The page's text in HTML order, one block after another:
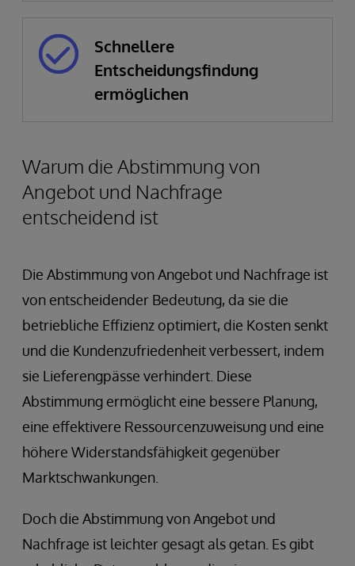
Schnellere
Entscheidungsfindung
ermöglichen
Warum die Abstimmung von
Angebot und Nachfrage
entscheidend ist
Die Abstimmung von Angebot und Nachfrage ist
von entscheidender Bedeutung, da sie die
betriebliche Effizienz optimiert, die Kosten senkt
und die Kundenzufriedenheit verbessert, indem
sie Lieferengpässe verhindert. Diese
Abstimmung ermöglicht eine bessere Planung,
eine effektivere Ressourcenzuweisung und eine
höhere Widerstandsfähigkeit gegenüber
Marktschwankungen.
Doch die Abstimmung von Angebot und
Nachfrage ist leichter gesagt als getan. Es gibt